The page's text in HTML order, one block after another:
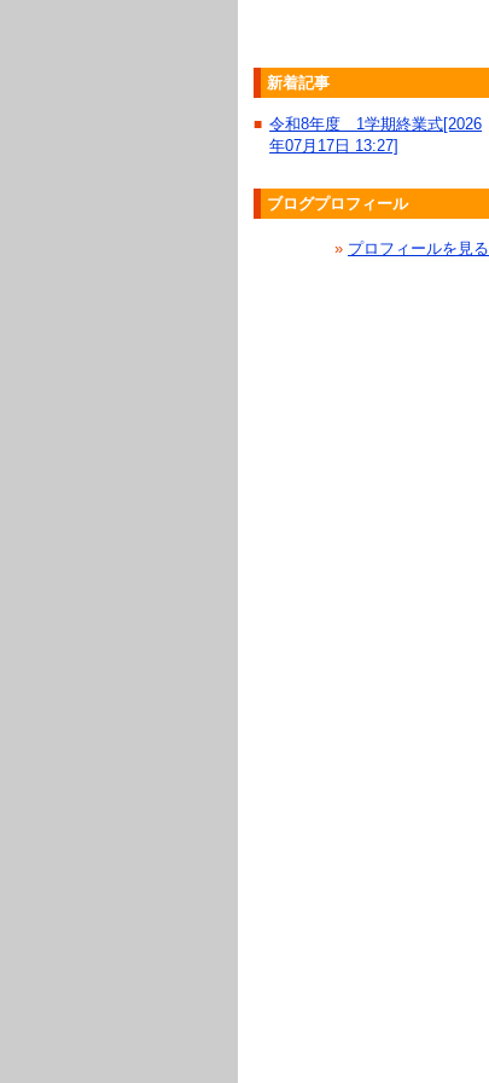
新着記事
■ 令和8年度 1学期終業式[2026
年07月17日 13:27]
ブログプロフィール
» プロフィールを見る